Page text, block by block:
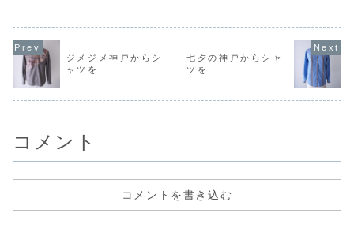
されている方も多
いのではないでし
ょうか。意外と思
われる方も多いと
思いますが、日本
め関西圏は
り、最終日
くりするよ
お天道様が
いるのかの
ジメジメ神戸からシ
ャツを
七夕の神戸からシャ
ツを
コメント
コメントを書き込む